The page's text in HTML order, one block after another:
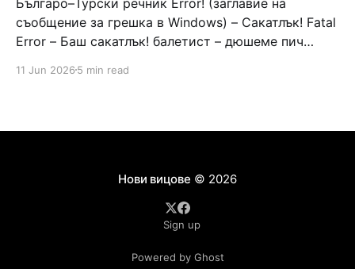
съобщение за грешка в Windows) – Сакатлък! Fatal
Error – Баш сакатлък! балетист – дюшеме пич
Война и мир – Патаклама и рахатлък Cancel –
дявола – дур базик шаркан бабана сакатлък Двама
11 Jun 2026 5 min read
Нови вицове © 2026
Sign up
Powered by Ghost